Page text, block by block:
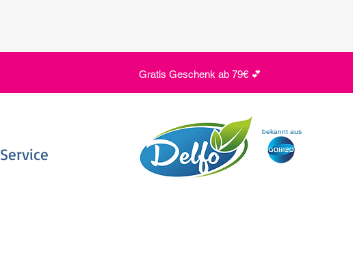
Gratis Geschenk ab 79€ 💕
Service
bekannt aus